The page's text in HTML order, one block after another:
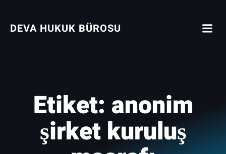
DEVA HUKUK BÜROSU
Etiket: anonim
şirket kuruluş